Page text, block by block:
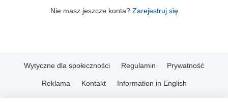
Nie masz jeszcze konta? Zarejestruj się
Wytyczne dla społeczności Regulamin Prywatność
Reklama Kontakt Information in English